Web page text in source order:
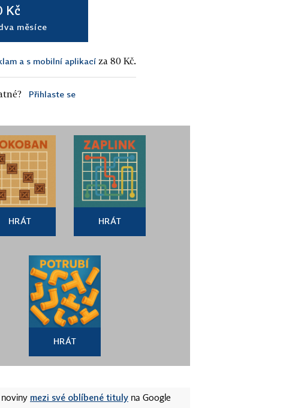
Kč
měsíce
a s mobilní aplikací za 80 Kč.
Přihlaste se
HRÁT HRÁT
HRÁT
mezi své oblíbené tituly na Google